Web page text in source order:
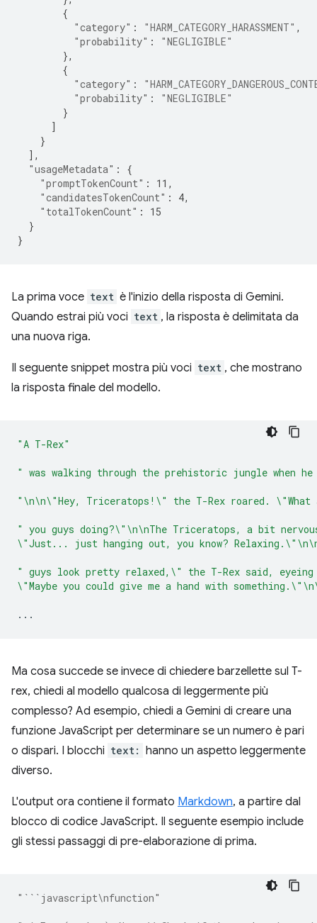
{
"category" : "HARM_CATEGORY_HARASSMENT" ,
"probability" :
"NEGLIGIBLE"
},
{
"category" :
"probability" :
"NEGLIGIBLE"
}
]
}
],
"usageMetadata" :
{
"promptTokenCount" : 11 ,
"candidatesTokenCount" : 4,
"totalTokenCount" :
15
}
}
La prima voce text è l'inizio della risposta di Gemini.
Quando estrai più voci text , la risposta è delimitata da
una nuova riga.
Il seguente snippet mostra più voci text , che mostrano
la risposta finale del modello.
"A T-Rex"
" was walking through the prehistoric jungle when
"\n\n\"Hey, Triceratops!\" the T-Rex roared. \"What
" you guys doing?\"\n\nThe Triceratops, a bit
\"Just... just hanging out, you know?
" guys look pretty relaxed,\" the T-Rex said,
\"Maybe you could give me a hand with
...
Ma cosa succede se invece di chiedere barzellette sul T-
rex, chiedi al modello qualcosa di leggermente più
complesso? Ad esempio, chiedi a Gemini di creare una
funzione JavaScript per determinare se un numero è pari
o dispari. I blocchi text: hanno un aspetto leggermente
diverso.
L'output ora contiene il formato Markdown, a partire dal
blocco di codice JavaScript. Il seguente esempio include
gli stessi passaggi di pre-elaborazione di prima.
"```javascript\nfunction"